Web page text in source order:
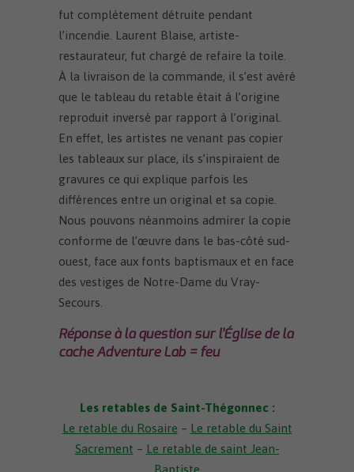
fut complètement détruite pendant
l’incendie. Laurent Blaise, artiste-
restaurateur, fut chargé de refaire la toile.
À la livraison de la commande, il s’est avéré
que le tableau du retable était à l’origine
reproduit inversé par rapport à l’original.
En effet, les artistes ne venant pas copier
les tableaux sur place, ils s’inspiraient de
gravures ce qui explique parfois les
différences entre un original et sa copie.
Nous pouvons néanmoins admirer la copie
conforme de l’œuvre dans le bas-côté sud-
ouest, face aux fonts baptismaux et en face
des vestiges de Notre-Dame du Vray-
Secours.
Réponse à la question sur l’Église de la
cache Adventure Lab = feu
Les retables de Saint-Thégonnec :
Le retable du Rosaire – Le retable du Saint
Sacrement – Le retable de saint Jean-
Baptiste